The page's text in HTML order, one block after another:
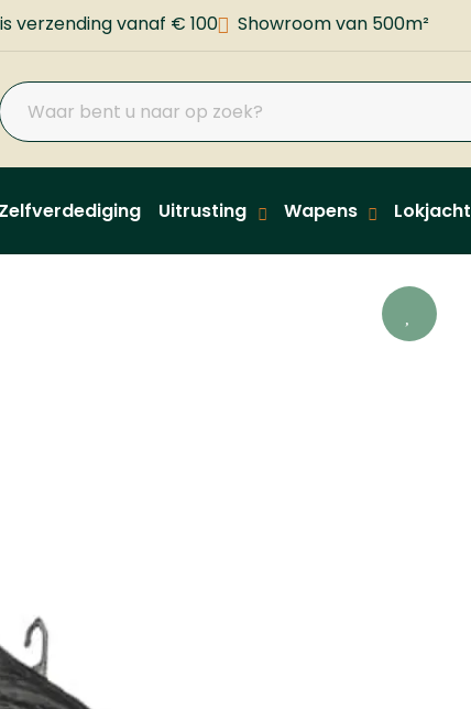
verzending vanaf € 100 Showroom van 500m²
Zelfverdediging Uitrusting Wapens Lokjacht